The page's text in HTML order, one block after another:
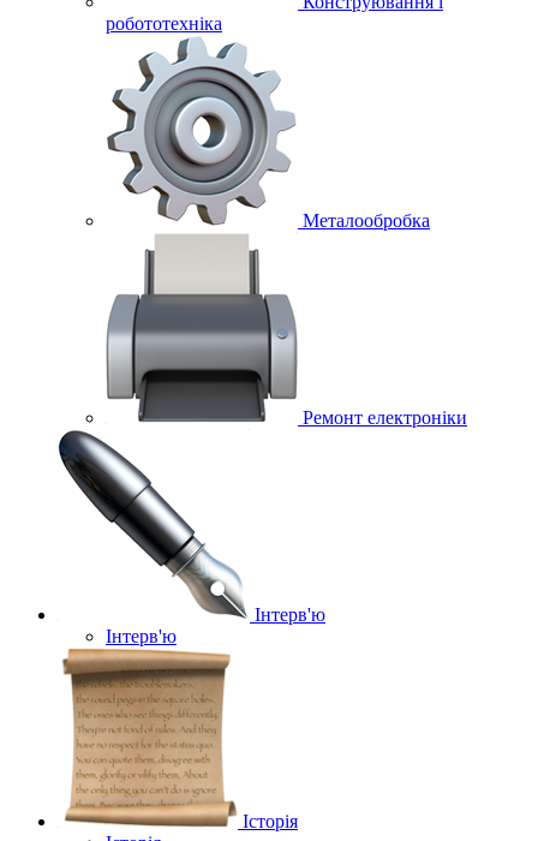
робототехніка
Металообробка
Ремонт електроніки
Інтерв'ю
Інтерв'ю
Історія